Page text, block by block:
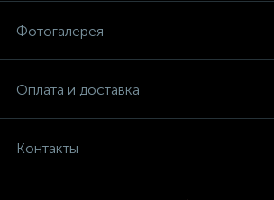
Фотогалерея
Оплата и доставка
Контакты